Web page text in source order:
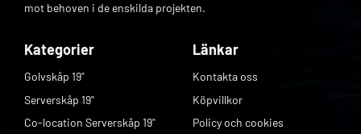
mot behoven i de enskilda projekten.
Kategorier
Golvskåp 19"
Serverskåp 19"
Co-location Serverskåp 19"
Länkar
Kontakta oss
Köpvillkor
Policy och cookies